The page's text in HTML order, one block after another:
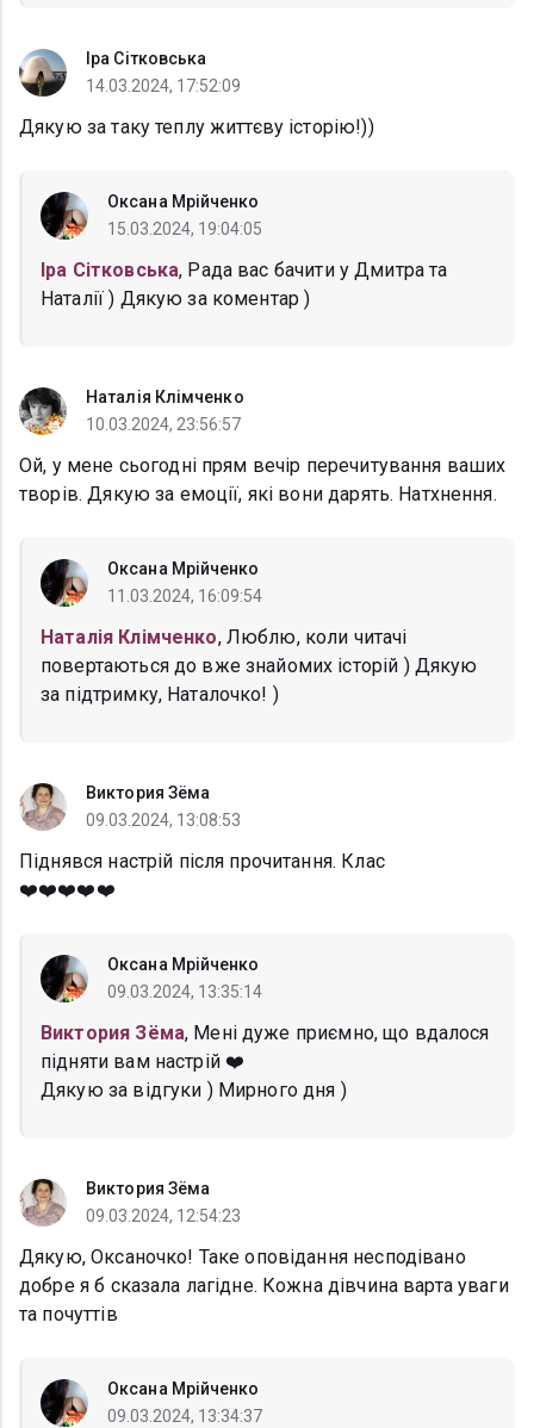
Іра Сітковська
14.03.2024, 17:52:09
Дякую за таку теплу життєву історію!))
Оксана Мрійченко
15.03.2024, 19:04:05
Іра Сітковська, Рада вас бачити у Дмитра та
Наталії ) Дякую за коментар )
Наталія Клімченко
10.03.2024, 23:56:57
Ой, у мене сьогодні прям вечір перечитування ваших
творів. Дякую за емоції, які вони дарять. Натхнення.
Оксана Мрійченко
11.03.2024, 16:09:54
Наталія Клімченко, Люблю, коли читачі
повертаються до вже знайомих історій ) Дякую
за підтримку, Наталочко! )
Виктория Зёма
09.03.2024, 13:08:53
Піднявся настрій після прочитання. Клас
❤️❤️❤️❤️❤️
Оксана Мрійченко
09.03.2024, 13:35:14
Виктория Зёма, Мені дуже приємно, що вдалося
підняти вам настрій ❤️
Дякую за відгуки ) Мирного дня )
Виктория Зёма
09.03.2024, 12:54:23
Дякую, Оксаночко! Таке оповідання несподівано
добре я б сказала лагідне. Кожна дівчина варта уваги
та почуттів
Оксана Мрійченко
09.03.2024, 13:34:37